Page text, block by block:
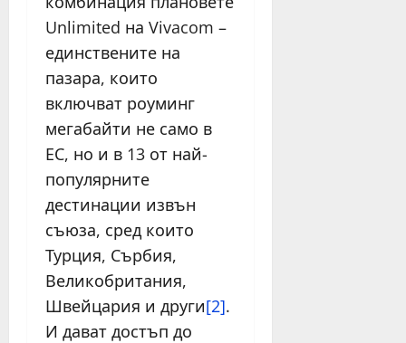
Unlimited на Vivacom –
единствените на
пазара, които
включват роуминг
мегабайти не само в
ЕС, но и в 13 от най-
популярните
дестинации извън
съюза, сред които
Турция, Сърбия,
Великобритания,
Швейцария и други[2].
И дават достъп до